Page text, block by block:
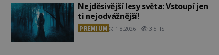
Nejděsivější lesy světa: Vstoupí jen
ti nejodvážnější!
PREMIUM 1.8.2026 3.5TIS